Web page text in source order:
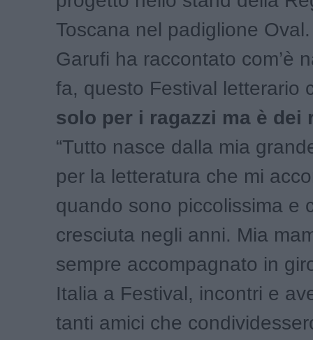
Toscana nel padiglione
Garufi ha raccontato com’è
fa, questo Festival letterario
solo per i ragazzi ma è dei
“Tutto nasce dalla mia
per la letteratura che mi
quando sono piccolissima e
cresciuta negli anni. Mia
sempre accompagnato in
Italia a Festival, incontri e
tanti amici che